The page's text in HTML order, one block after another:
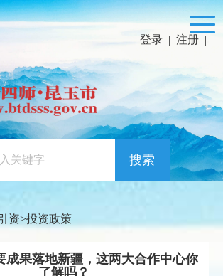
登录 | 注册 |
搜索
资>投资政策
成果落地新疆，这两大合作中心你
了解吗？